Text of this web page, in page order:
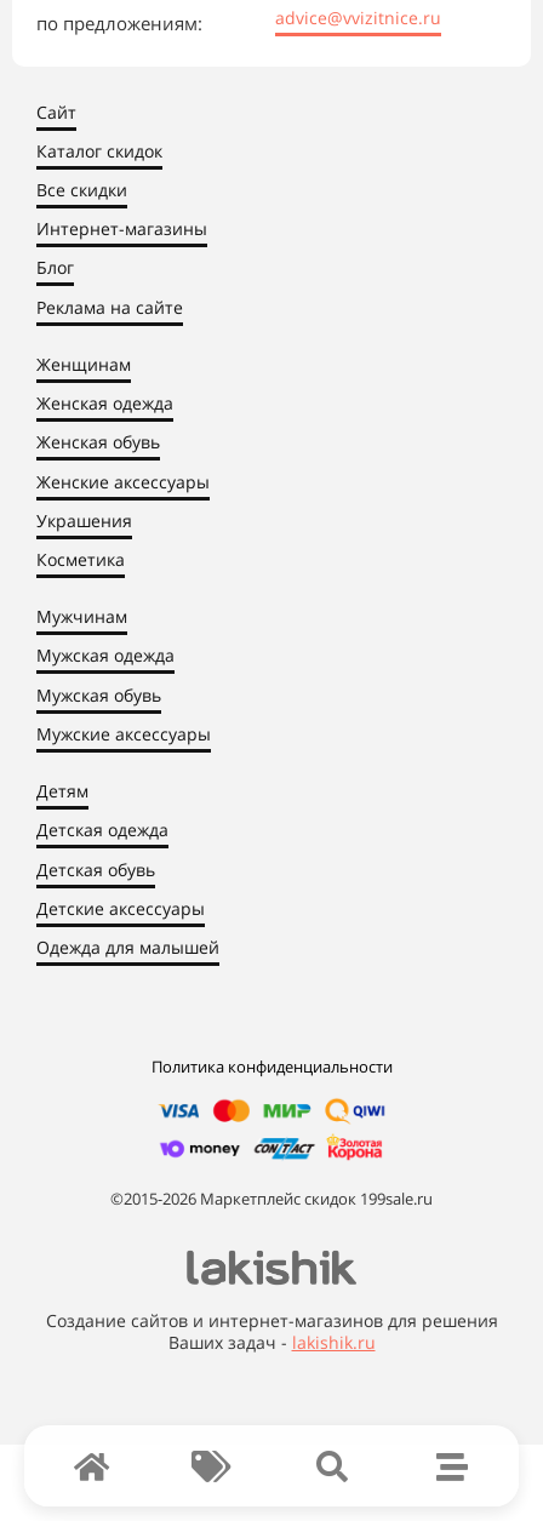
по предложениям: advice@vvizitnice.ru
Сайт
Каталог скидок
Все скидки
Интернет-магазины
Блог
Реклама на сайте
Женщинам
Женская одежда
Женская обувь
Женские аксессуары
Украшения
Косметика
Мужчинам
Мужская одежда
Мужская обувь
Мужские аксессуары
Детям
Детская одежда
Детская обувь
Детские аксессуары
Одежда для малышей
Политика конфиденциальности
©2015-2026 Маркетплейс скидок 199sale.ru
Создание сайтов и интернет-магазинов для решения
Ваших задач - lakishik.ru